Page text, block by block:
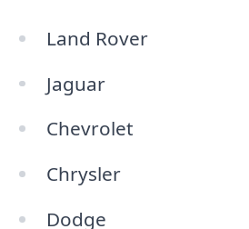
Land Rover
Jaguar
Chevrolet
Chrysler
Dodge